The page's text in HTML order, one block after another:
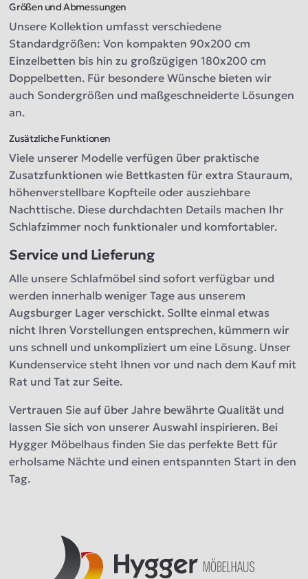
Größen und Abmessungen
Unsere Kollektion umfasst verschiedene
Standardgrößen: Von kompakten 90x200 cm
Einzelbetten bis hin zu großzügigen 180x200 cm
Doppelbetten. Für besondere Wünsche bieten wir
auch Sondergrößen und maßgeschneiderte Lösungen
an.
Zusätzliche Funktionen
Viele unserer Modelle verfügen über praktische
Zusatzfunktionen wie Bettkasten für extra Stauraum,
höhenverstellbare Kopfteile oder ausziehbare
Nachttische. Diese durchdachten Details machen Ihr
Schlafzimmer noch funktionaler und komfortabler.
Service und Lieferung
Alle unsere Schlafmöbel sind sofort verfügbar und
werden innerhalb weniger Tage aus unserem
Augsburger Lager verschickt. Sollte einmal etwas
nicht Ihren Vorstellungen entsprechen, kümmern wir
uns schnell und unkompliziert um eine Lösung. Unser
Kundenservice steht Ihnen vor und nach dem Kauf mit
Rat und Tat zur Seite.
Vertrauen Sie auf über Jahre bewährte Qualität und
lassen Sie sich von unserer Auswahl inspirieren. Bei
Hygger Möbelhaus finden Sie das perfekte Bett für
erholsame Nächte und einen entspannten Start in den
Tag.